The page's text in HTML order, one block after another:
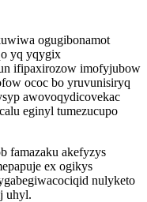
ogugibonamot
yq yqygix
ifipaxirozow imofyjubow
ococ bo yruvunisiryq
awovoqydicovekac
eginyl tumezucupo
famazaku akefyzys
ex ogikys
nulyketo
uhyl.